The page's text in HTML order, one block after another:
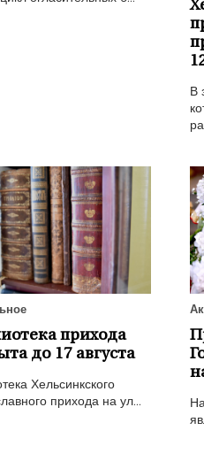
В
прихода
до 17 августа
Хельсинкского
прихода на ул...